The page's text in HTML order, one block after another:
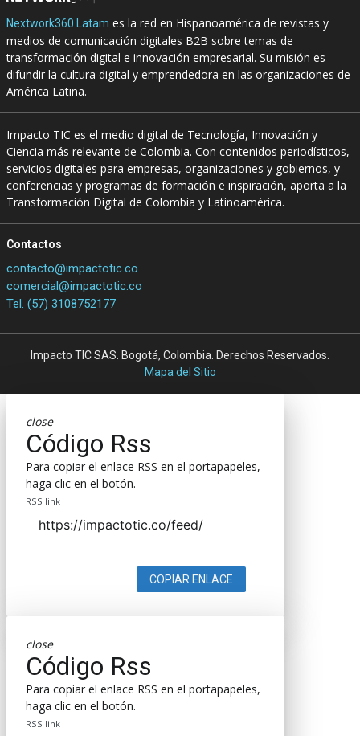
Nextwork360 Latam es la red en Hispanoamérica de revistas y
medios de comunicación digitales B2B sobre temas de
transformación digital e innovación empresarial. Su misión es
difundir la cultura digital y emprendedora en las organizaciones de
América Latina.
Impacto TIC es el medio digital de Tecnología, Innovación y
Ciencia más relevante de Colombia. Con contenidos periodísticos,
servicios digitales para empresas, organizaciones y gobiernos, y
conferencias y programas de formación e inspiración, aporta a la
Transformación Digital de Colombia y Latinoamérica.
Contactos
contacto@impactotic.co
comercial@impactotic.co
Tel. (57) 3108752177
Impacto TIC SAS. Bogotá, Colombia. Derechos Reservados.
Mapa del Sitio
close
Código Rss
Para copiar el enlace RSS en el portapapeles,
haga clic en el botón.
RSS link
COPIAR ENLACE
close
Código Rss
Para copiar el enlace RSS en el portapapeles,
haga clic en el botón.
RSS link